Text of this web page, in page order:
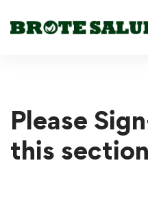
Please
this section